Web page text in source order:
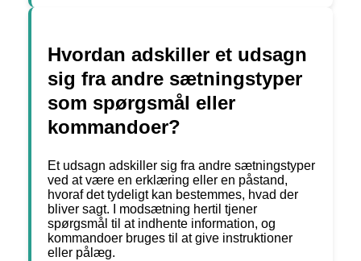
Hvordan adskiller et udsagn
sig fra andre sætningstyper
som spørgsmål eller
kommandoer?
Et udsagn adskiller sig fra andre sætningstyper
ved at være en erklæring eller en påstand,
hvoraf det tydeligt kan bestemmes, hvad der
bliver sagt. I modsætning hertil tjener
spørgsmål til at indhente information, og
kommandoer bruges til at give instruktioner
eller pålæg.